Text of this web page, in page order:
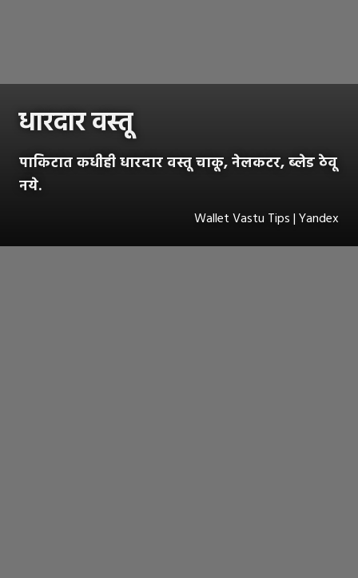
धारदार वस्तू
पाकिटात कधीही धारदार वस्तू चाकू, नेलकटर, ब्लेड ठेवू
नये.
Wallet Vastu Tips | Yandex